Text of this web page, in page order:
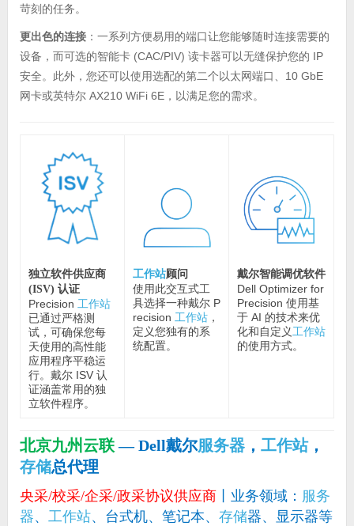
苛刻的任务。
更出色的连接：一系列方便易用的端口让您能够随时连接需要的
设备，而可选的智能卡 (CAC/PIV) 读卡器可以无缝保护您的 IP
安全。此外，您还可以使用选配的第二个以太网端口、10 GbE
网卡或英特尔 AX210 WiFi 6E，以满足您的需求。
独立软件供应商
(ISV) 认证
Precision 工作站
已通过严格测
试，可确保您每
天使用的高性能
应用程序平稳运
行。戴尔 ISV 认
证涵盖常用的独
立软件程序。
工作站顾问
使用此交互式工
具选择一种戴尔 P
recision 工作站，
定义您独有的系
统配置。
戴尔智能调优软件
Dell Optimizer for
Precision 使用基
于 AI 的技术来优
化和自定义工作站
的使用方式。
北京九州云联— Dell戴尔服务器， 工作站，
存储总代理
央采/校采/企采/政采协议供应商丨业务领域： 服务
器、 工作站、台式机、笔记本、 存储器、显示器等